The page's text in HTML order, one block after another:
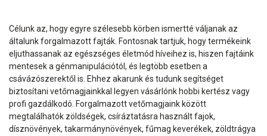
Célunk az, hogy egyre szélesebb körben ismertté váljanak az
általunk forgalmazott fajták. Fontosnak tartjuk, hogy termékeink
eljuthassanak az egészséges életmód híveihez is, hiszen fajtáink
mentesek a génmanipulációtól, és legtöbb esetben a
csávázószerektől is. Ehhez akarunk és tudunk segítséget
biztosítani vetőmagjainkkal legyen vásárlónk hobbi kertész vagy
profi gazdálkodó. Forgalmazott vetőmagjaink között
megtalálhatók zöldségek, csíráztatásra használt fajok,
dísznövények, takarmánynövények, fűmag keverékek, zöldtrágya